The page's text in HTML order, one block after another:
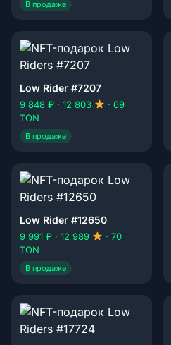
В продаже
Low Rider #7207
9 848 ₽ · 12 803
· 69
TON
В продаже
Low Rider #12650
9 991 ₽ · 12 989
· 70
TON
В продаже